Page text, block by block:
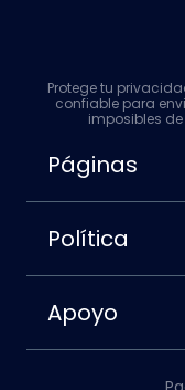
Protege tu
confiable para
imposibles
Páginas
Cómo enviar
Anonsms vs.
Cómo
mensajes de
Política
Términos de
Política de
Política de
Descargo de
Apoyo
Sobre